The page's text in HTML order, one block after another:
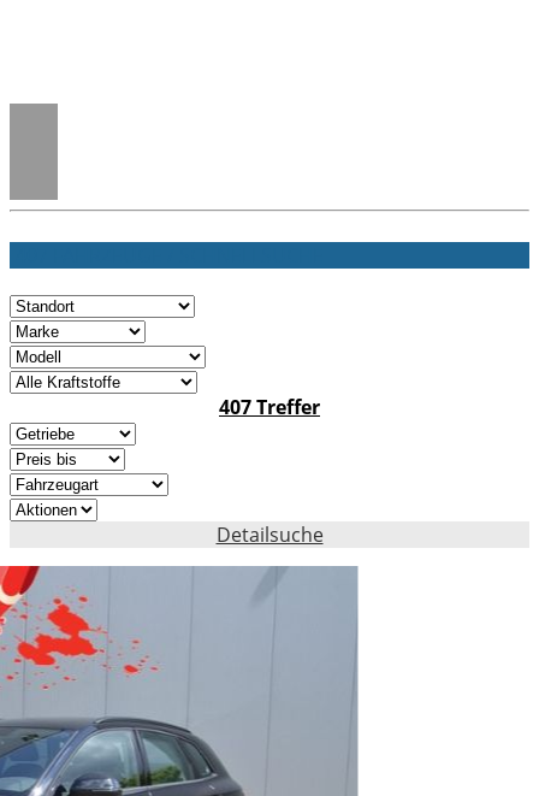
407 Treffer
Detailsuche